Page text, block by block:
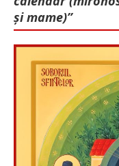
și mame)”